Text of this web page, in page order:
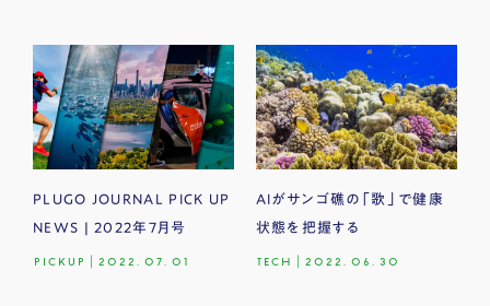
PLUGO JOURNAL PICK UP
NEWS | 2022年7月号
PICKUP 2022.07.01
AIがサンゴ礁の「歌」で健康
状態を把握する
TECH 2022.06.30